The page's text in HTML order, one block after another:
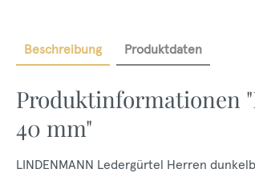
Beschreibung Produktdaten
Produktinformationen
40 mm"
LINDENMANN Ledergürtel Herren